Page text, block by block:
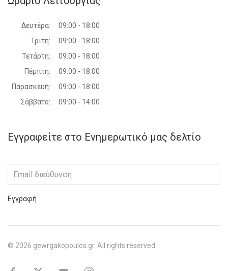
Δευτέρα:
09:00 - 18:00
Τρίτη:
09:00 - 18:00
Τετάρτη:
09:00 - 18:00
Πέμπτη:
09:00 - 18:00
Παρασκευή:
09:00 - 18:00
Σάββατο:
09:00 - 14:00
Εγγραφείτε στο Ενημερωτικό μας δελτίο
Εγγραφή
© 2026 gewrgakopoulos.gr. All rights reserved.